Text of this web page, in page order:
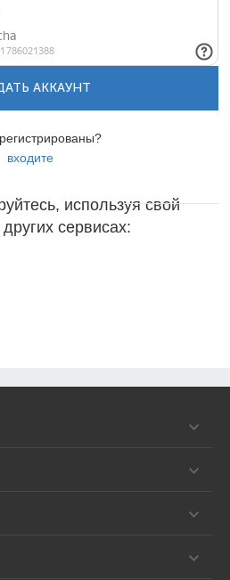
АККАУНТ
входите
используя свой
других сервисах: